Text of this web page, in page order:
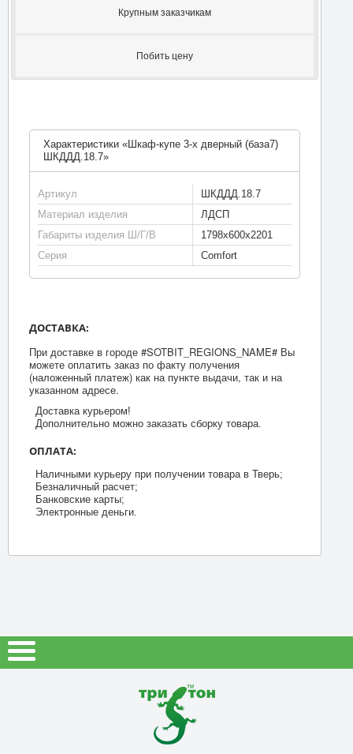
Крупным заказчикам
Побить цену
Характеристики «Шкаф-купе 3-х дверный (база7)
ШКДДД.18.7»
Артикул
ШКДДД.18.7
Материал изделия
ЛДСП
Габариты изделия Ш/Г/В
1798х600х2201
Серия
Comfort
ДОСТАВКА:
При доставке в городе #SOTBIT_REGIONS_NAME# Вы
можете оплатить заказ по факту получения
(наложенный платеж) как на пункте выдачи, так и на
указанном адресе.
Доставка курьером!
Дополнительно можно заказать сборку товара.
ОПЛАТА:
Наличными курьеру при получении товара в Тверь;
Безналичный расчет;
Банковские карты;
Электронные деньги.